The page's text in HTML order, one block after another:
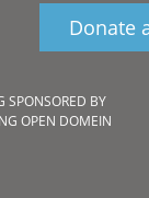
Donate
SPONSORED BY
OPEN DOMEIN